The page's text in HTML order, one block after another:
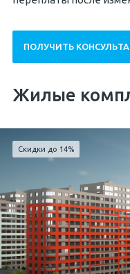
ПОЛУЧИТЬ
Жилые
Скидки до 14%